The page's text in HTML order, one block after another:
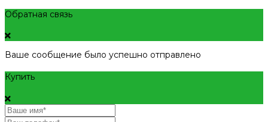
Обратная связь
Ваше сообщение было успешно отправлено
Купить